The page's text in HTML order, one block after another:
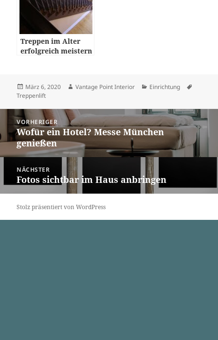
Treppen im Alter
erfolgreich meistern
Veröffentlicht
am
März 6, 2020 Autor
Vantage Point Interior Kategorien
Einrichtung
Treppenlift
Beitragsnavigation
VORHERIGER
Vorheriger
Beitrag:
Wofür ein Hotel? Messe München
genießen
NÄCHSTER
Nächster
Beitrag:
Fotos sichtbar im Haus anbringen
Stolz präsentiert von WordPress